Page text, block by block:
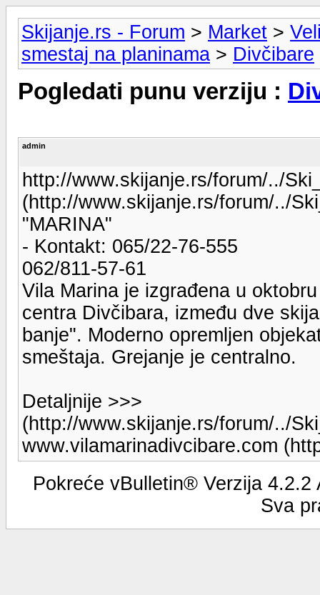
Skijanje.rs - Forum > Market >
smestaj na planinama > Divčibare
Pogledati punu verziju :
admin
http://www.skijanje.rs/forum/../
(http://www.skijanje.rs/forum/../
"MARINA"
- Kontakt: 065/22-76-555
062/811-57-61
Vila Marina je izgrađena u
centra Divčibara, između dve
banje". Moderno opremljen
smeštaja. Grejanje je centralno.
Detaljnije >>>
(http://www.skijanje.rs/forum/../
www.vilamarinadivcibare.com
Pokreće vBulletin® Verzija
Sva